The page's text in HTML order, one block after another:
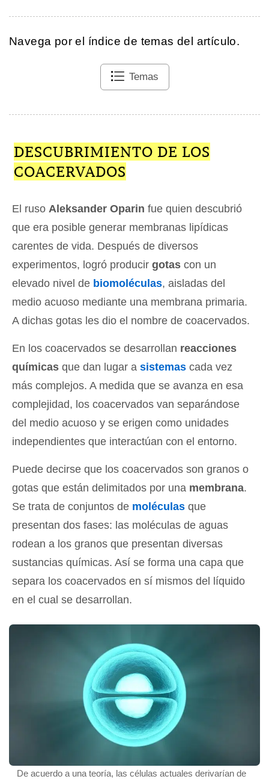
Navega por el índice de temas del artículo.
Temas
DESCUBRIMIENTO DE LOS
COACERVADOS
El ruso Aleksander Oparin fue quien descubrió
que era posible generar membranas lipídicas
carentes de vida. Después de diversos
experimentos, logró producir gotas con un
elevado nivel de biomoléculas, aisladas del
medio acuoso mediante una membrana primaria.
A dichas gotas les dio el nombre de coacervados.
En los coacervados se desarrollan reacciones
químicas que dan lugar a sistemas cada vez
más complejos. A medida que se avanza en esa
complejidad, los coacervados van separándose
del medio acuoso y se erigen como unidades
independientes que interactúan con el entorno.
Puede decirse que los coacervados son granos o
gotas que están delimitados por una membrana.
Se trata de conjuntos de moléculas que
presentan dos fases: las moléculas de aguas
rodean a los granos que presentan diversas
sustancias químicas. Así se forma una capa que
separa los coacervados en sí mismos del líquido
en el cual se desarrollan.
De acuerdo a una teoría, las células actuales derivarían de